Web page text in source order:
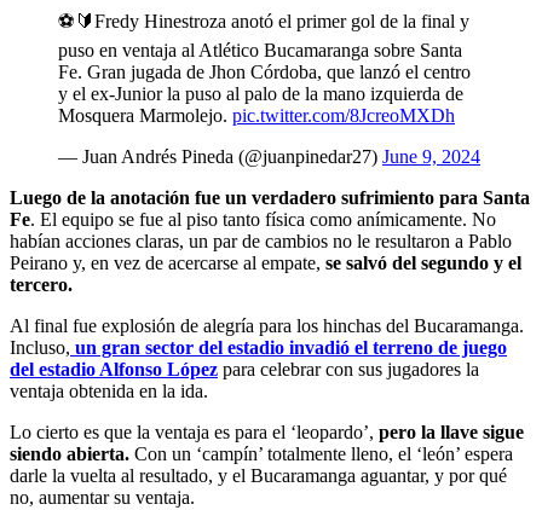
⚽️🔰Fredy Hinestroza anotó el primer gol de la final y
puso en ventaja al Atlético Bucamaranga sobre Santa
Fe. Gran jugada de Jhon Córdoba, que lanzó el centro
y el ex-Junior la puso al palo de la mano izquierda de
Mosquera Marmolejo. pic.twitter.com/8JcreoMXDh
— Juan Andrés Pineda (@juanpinedar27) June 9, 2024
Luego de la anotación fue un verdadero sufrimiento para Santa
Fe. El equipo se fue al piso tanto física como anímicamente. No
habían acciones claras, un par de cambios no le resultaron a Pablo
Peirano y, en vez de acercarse al empate, se salvó del segundo y el
tercero.
Al final fue explosión de alegría para los hinchas del Bucaramanga.
Incluso, un gran sector del estadio invadió el terreno de juego
del estadio Alfonso López para celebrar con sus jugadores la
ventaja obtenida en la ida.
Lo cierto es que la ventaja es para el ‘leopardo’, pero la llave sigue
siendo abierta. Con un ‘campín’ totalmente lleno, el ‘león’ espera
darle la vuelta al resultado, y el Bucaramanga aguantar, y por qué
no, aumentar su ventaja.